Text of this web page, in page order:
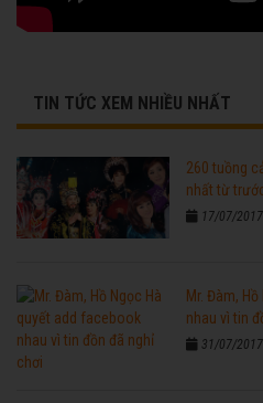
TIN TỨC XEM NHIỀU NHẤT
260 tuồng
nhất từ
17/07/
Mr. Đàm,
nhau vì tin
31/07/